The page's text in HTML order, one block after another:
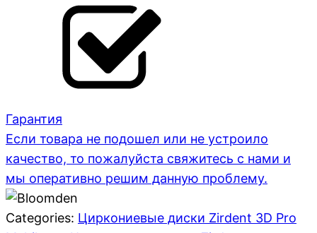
Гарантия
Если товара не подошел или не устроило
качество, то пожалуйста свяжитесь с нами и
мы оперативно решим данную проблему.
Categories: Циркониевые диски Zirdent 3D Pro